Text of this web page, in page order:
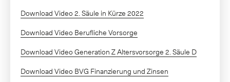
Download Video 2. Säule in Kürze 2022
Download Video Berufliche Vorsorge
Download Video Generation Z Altersvorsorge 2. Säule D
Download Video BVG Finanzierung und Zinsen